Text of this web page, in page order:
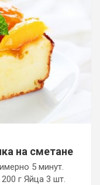
на сметане
5 минут.
г Яйца 3 шт.